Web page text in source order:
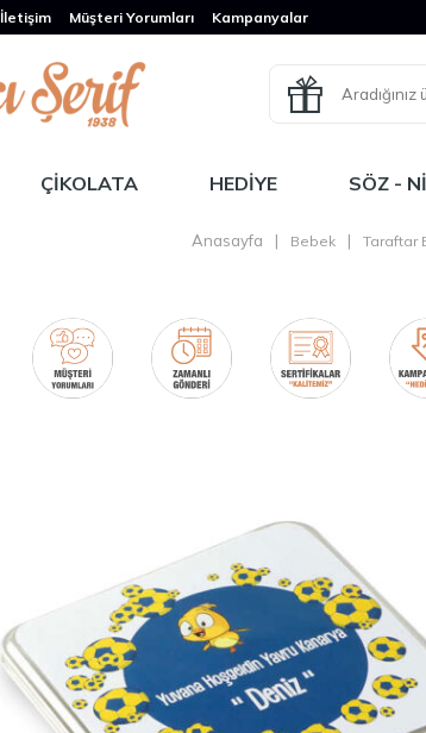
İletişim Müşteri Yorumları Kampanyalar
ÇIKOLATA HEDIYE SÖZ -
Anasayfa | Bebek | Taraftar